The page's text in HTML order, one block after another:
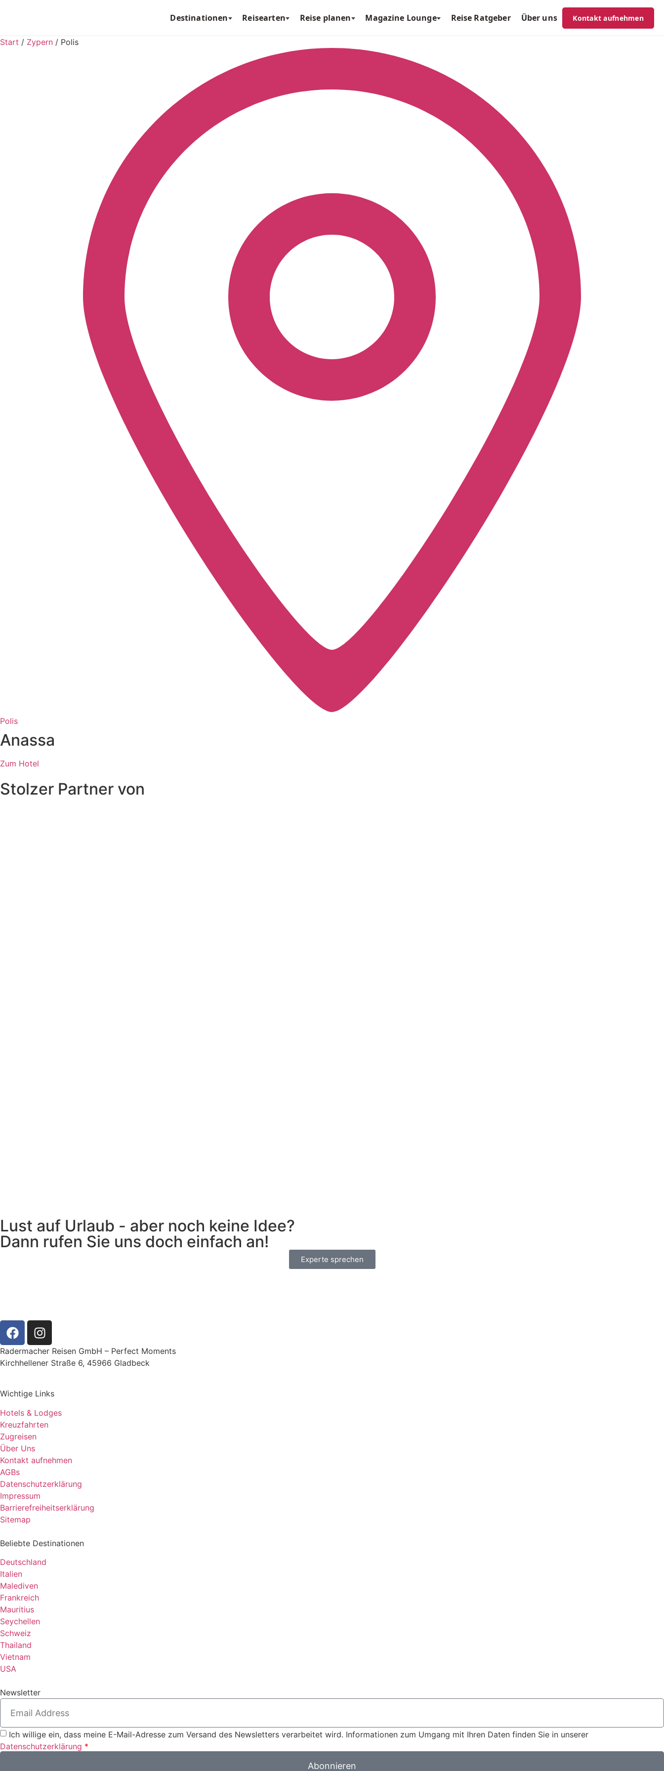
Destinationen Reisearten Reise planen Magazine Lounge Reise Ratgeber Über uns Kontakt aufnehmen
Start / Zypern / Polis
Polis
Anassa
Zum Hotel
Stolzer Partner von
Lust auf Urlaub - aber noch keine Idee?
Dann rufen Sie uns doch einfach an!
Experte sprechen
Radermacher Reisen GmbH – Perfect Moments
Kirchhellener Straße 6, 45966 Gladbeck
Wichtige Links
Hotels & Lodges
Kreuzfahrten
Zugreisen
Über Uns
Kontakt aufnehmen
AGBs
Datenschutzerklärung
Impressum
Barrierefreiheitserklärung
Sitemap
Beliebte Destinationen
Deutschland
Italien
Malediven
Frankreich
Mauritius
Seychellen
Schweiz
Thailand
Vietnam
USA
Newsletter
Ich willige ein, dass meine E-Mail-Adresse zum Versand des Newsletters verarbeitet wird. Informationen zum Umgang mit Ihren Daten finden Sie in unserer
Datenschutzerklärung *
Abonnieren